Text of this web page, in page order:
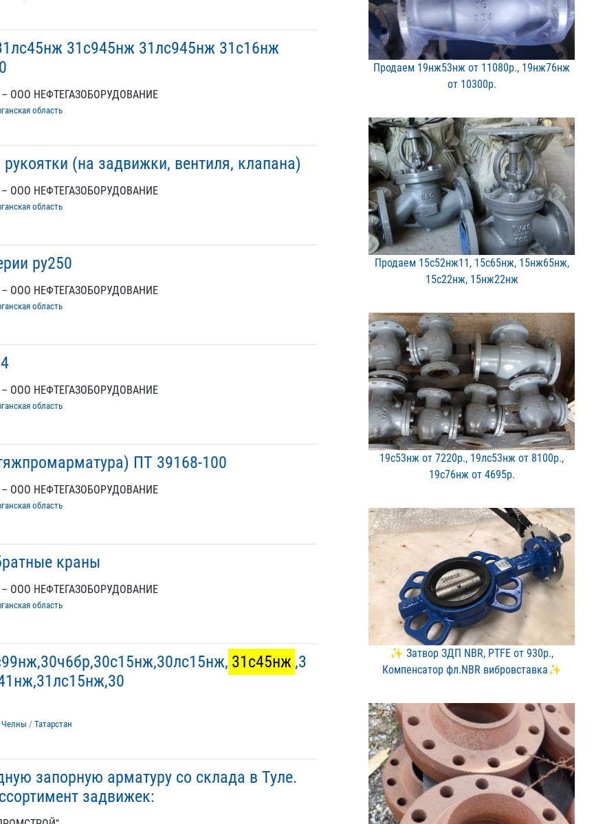
31с945нж 31лс945нж 31с16нж
ООО НЕФТЕГАЗОБОРУДОВАНИЕ
область
(на задвижки, вентиля, клапана)
ООО НЕФТЕГАЗОБОРУДОВАНИЕ
область
ру250
ООО НЕФТЕГАЗОБОРУДОВАНИЕ
область
ООО НЕФТЕГАЗОБОРУДОВАНИЕ
область
ПТ 39168-100
ООО НЕФТЕГАЗОБОРУДОВАНИЕ
область
краны
ООО НЕФТЕГАЗОБОРУДОВАНИЕ
область
31с45нж ,3
Челны / Татарстан
запорную арматуру со склада в Туле.
задвижек:
Продаем 19нж53нж от 1108​0р., 19нж76нж
от 10300р​.
Продаем 15с52нж11, 15с65​нж, 15нж65нж,
15с22нж, 1​5нж22нж
19с53нж от 7220р., 19лс5​3нж от 8100р.,
19с76нж о​т 4695р.
✨ Затвор ЗДП NBR, PTFE о​т 930р.,
Компенсатор фл.​NBR вибровставка✨